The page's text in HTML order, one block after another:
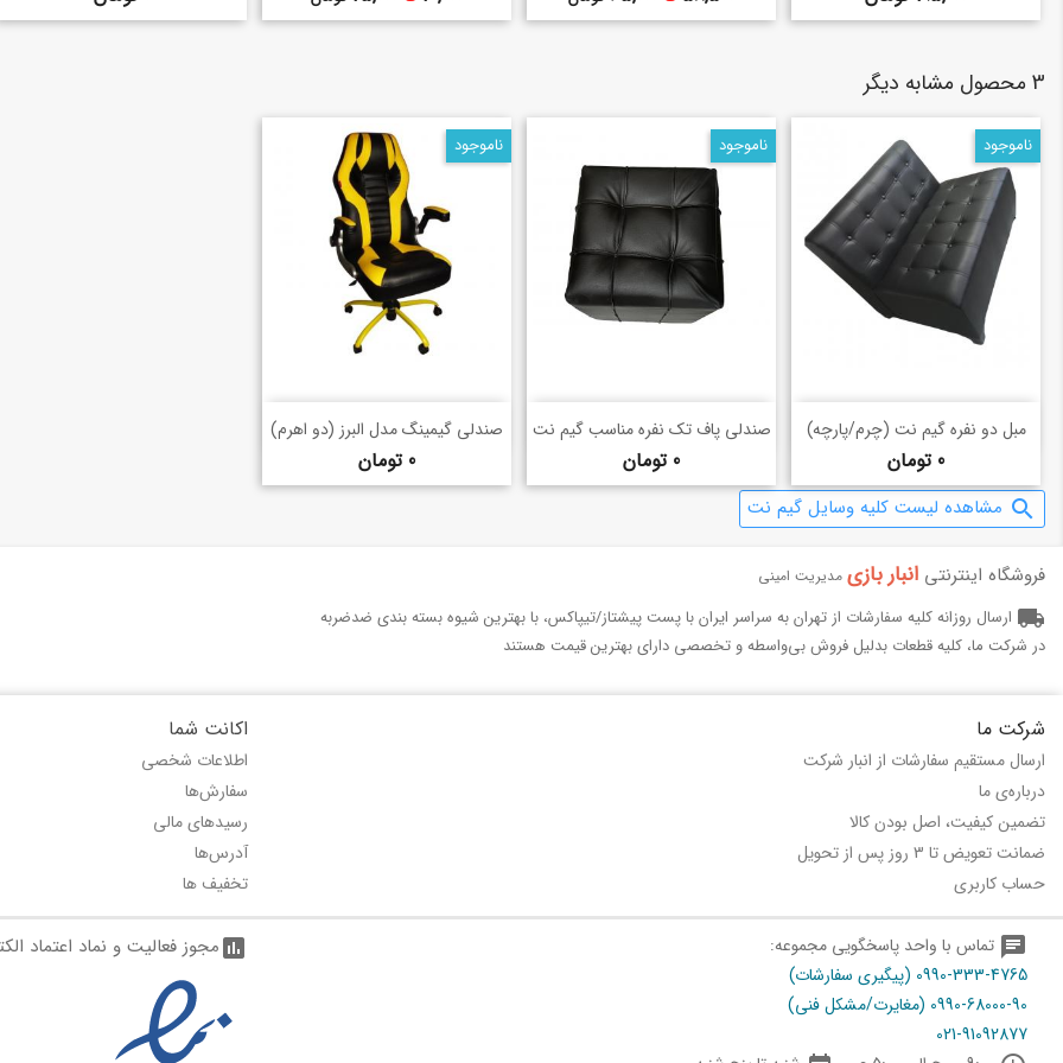
3 محصول مشابه دیگر
مبل دو نفره گیم نت (چرم/پارچه)
قیمت 0 تومان
ناموجود
shopping_basketخرید سریع صندلی پاف تک نفره مناسب گیم نت
قیمت 0 تومان
ناموجود
shopping_basketخرید سریع صندلی گیمینگ مدل البرز (دو اهرم)
قیمت 0 تومان
ناموجود
shopping_basketخرید سریع
search مشاهده لیست کلیه وسایل گیم نت
فروشگاه اینترنتی انبار بازی‌ مدیریت امینی
local_shipping ارسال روزانه کلیه سفارشات از تهران به سراسر ایران با پست پیشتاز/تیپاکس، با بهترین شیوه بسته بندی ضدضربه
در شرکت ما، کلیه قطعات بدلیل فروش بی‌واسطه و تخصصی دارای بهترین قیمت هستند
شرکت ما
ارسال مستقیم سفارشات از انبار شرکت
درباره‌ی ما
تضمین کیفیت، اصل بودن کالا
ضمانت تعویض تا 3 روز پس از تحویل
حساب کاربری
اکانت شما
اطلاعات شخصی
سفارش‌ها
رسیدهای مالی
آدرس‌ها
تخفیف ها
chat تماس با واحد پاسخگویی مجموعه:
0990-333-4765 (پیگیری سفارشات)
0990-68000-90 (مغایرت/مشکل فنی)
021-91092877
assessmentمجوز فعالیت و نماد اعتماد